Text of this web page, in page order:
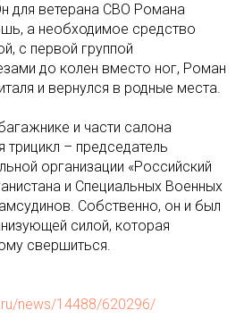
для ветерана СВО Романа
а необходимое средство
с первой группой
до колен вместо ног, Роман
и вернулся в родные места.
и части салона
трицикл – председатель
организации «Российский
и Специальных Военных
Собственно, он и был
силой, которая
свершиться.
news/14488/620296/